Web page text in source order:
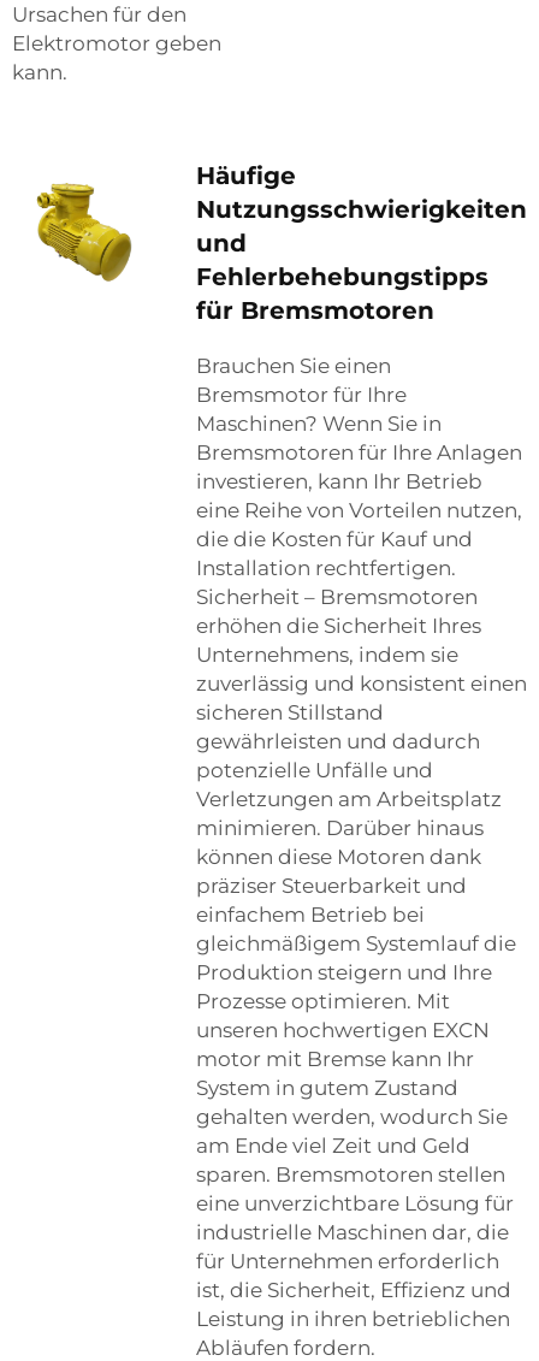
Ursachen für den
Elektromotor geben
kann.
Häufige
Nutzungsschwierigkeiten
und
Fehlerbehebungstipps
für Bremsmotoren
Brauchen Sie einen
Bremsmotor für Ihre
Maschinen? Wenn Sie in
Bremsmotoren für Ihre Anlagen
investieren, kann Ihr Betrieb
eine Reihe von Vorteilen nutzen,
die die Kosten für Kauf und
Installation rechtfertigen.
Sicherheit – Bremsmotoren
erhöhen die Sicherheit Ihres
Unternehmens, indem sie
zuverlässig und konsistent einen
sicheren Stillstand
gewährleisten und dadurch
potenzielle Unfälle und
Verletzungen am Arbeitsplatz
minimieren. Darüber hinaus
können diese Motoren dank
präziser Steuerbarkeit und
einfachem Betrieb bei
gleichmäßigem Systemlauf die
Produktion steigern und Ihre
Prozesse optimieren. Mit
unseren hochwertigen EXCN
motor mit Bremse kann Ihr
System in gutem Zustand
gehalten werden, wodurch Sie
am Ende viel Zeit und Geld
sparen. Bremsmotoren stellen
eine unverzichtbare Lösung für
industrielle Maschinen dar, die
für Unternehmen erforderlich
ist, die Sicherheit, Effizienz und
Leistung in ihren betrieblichen
Abläufen fordern.